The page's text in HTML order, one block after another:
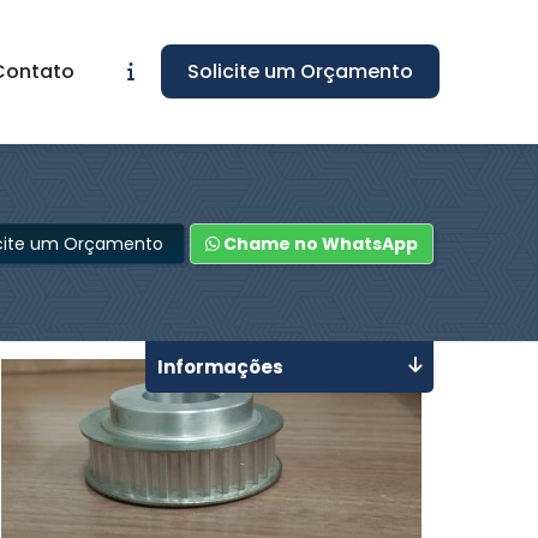
Solicite um Orçamento
um Orçamento Chame no WhatsApp
Informações